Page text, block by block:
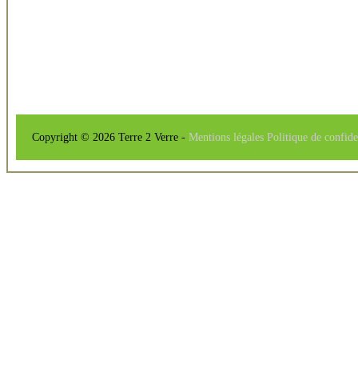
Copyright © 2026 Terre 2 Verre - Mentions légales Politique de